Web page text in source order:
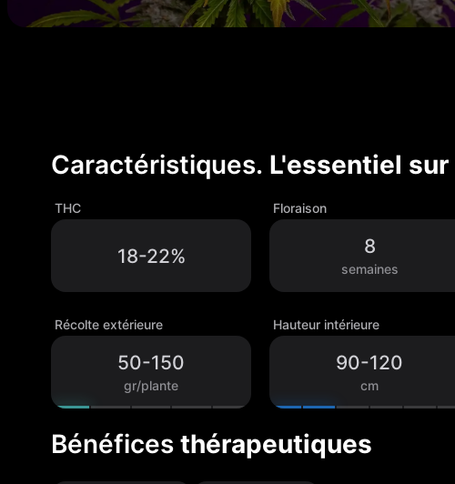
Caractéristiques. L'essentiel sur
THC
18-22%
Floraison
8
semaines
Récolte extérieure
50-150
gr/plante
Hauteur intérieure
90-120
cm
Bénéfices thérapeutiques